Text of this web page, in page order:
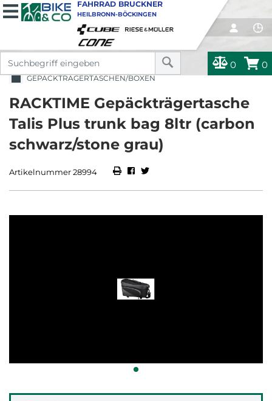
0 0
FAHRRAD BRUCKNER
HEILBRONN-BÖCKINGEN
GEPÄCKTRÄGERTASCHEN/BOXEN
RACKTIME Gepäckträgertasche
Talis Plus trunk bag 8ltr (carbon
schwarz/stone grau)
Artikelnummer 28994